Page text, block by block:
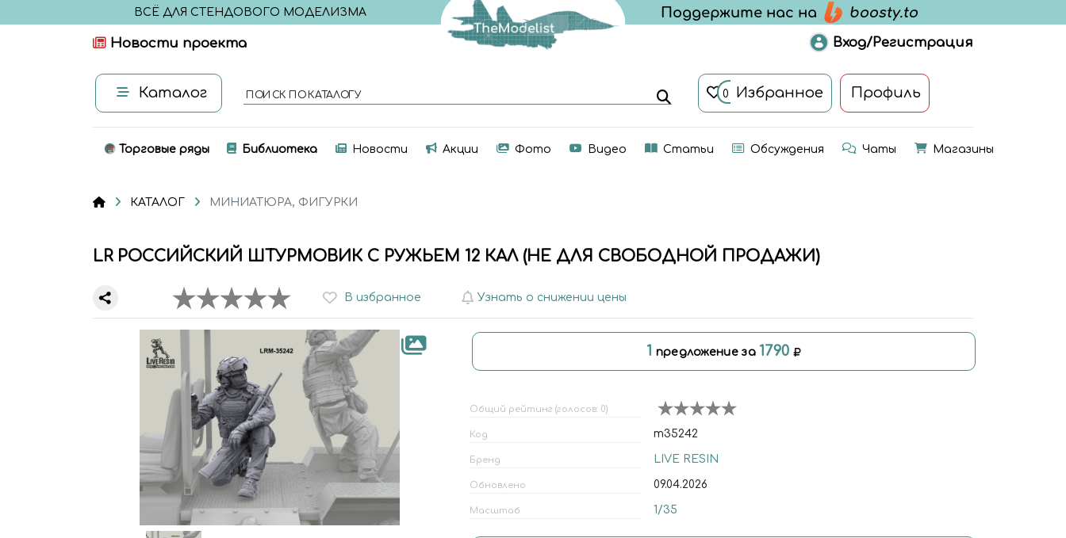
ВСЁ ДЛЯ СТЕНДОВОГО МОДЕЛИЗМА
Новости проекта Вход/Регистрация
Каталог ПОИСК ПО КАТАЛОГУ 0 Избранное Профиль
Торговые ряды Библиотека Новости Акции Фото Видео Статьи Обсуждения Чаты Магазины
КАТАЛОГ МИНИАТЮРА, ФИГУРКИ
LR РОССИЙСКИЙ ШТУРМОВИК С РУЖЬЕМ 12 КАЛ (НЕ ДЛЯ СВОБОДНОЙ ПРОДАЖИ)
В избранное Узнать о снижении цены
1 предложение за 1790
Общий рейтинг (голосов: 0)
Код m35242
Бренд LIVE RESIN
Обновлено 09.04.2026
Масштаб 1/35